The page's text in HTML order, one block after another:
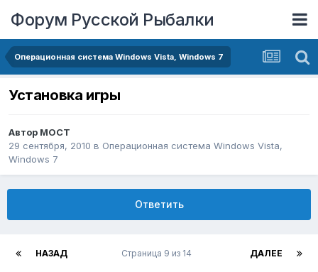
Форум Русской Рыбалки
Операционная система Windows Vista, Windows 7
Установка игры
Автор MOCT
29 сентября, 2010 в Операционная система Windows Vista,
Windows 7
Ответить
НАЗАД ДАЛЕЕ
Страница 9 из 14